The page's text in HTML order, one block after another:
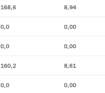
168,6 8,94
0,0 0,00
0,0 0,00
160,2 8,61
0,0 0,00